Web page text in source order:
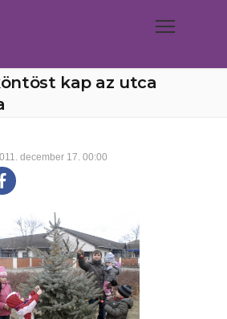
kap az utca
december 17. 00:00